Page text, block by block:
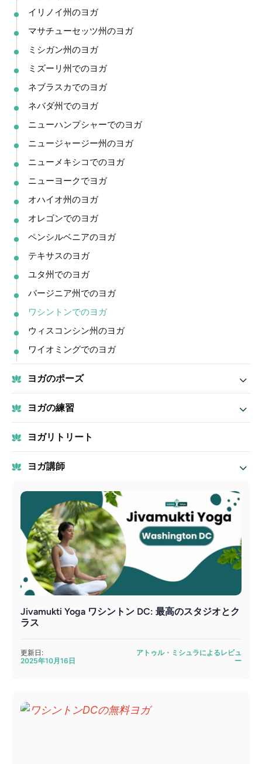
イリノイ州のヨガ
マサチューセッツ州のヨガ
ミシガン州のヨガ
ミズーリ州でのヨガ
ネブラスカでのヨガ
ネバダ州でのヨガ
ニューハンプシャーでのヨガ
ニュージャージー州のヨガ
ニューメキシコでのヨガ
ニューヨークでヨガ
オハイオ州のヨガ
オレゴンでのヨガ
ペンシルベニアのヨガ
テキサスのヨガ
ユタ州でのヨガ
バージニア州でのヨガ
ワシントンでのヨガ
ウィスコンシン州のヨガ
ワイオミングでのヨガ
ヨガのポーズ
ヨガの練習
ヨガリトリート
ヨガ講師
Jivamukti Yoga ワシントン DC: 最高のスタジオとク
ラス
更新日:
2025年10月16日
アトゥル・ミシュラによるレビュ
ー